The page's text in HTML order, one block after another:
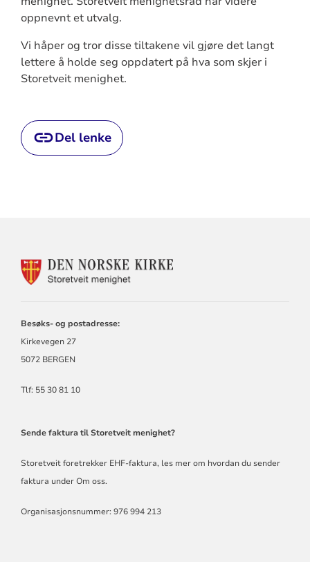
oppnevnt et utvalg.
Vi håper og tror disse tiltakene vil gjøre det langt
lettere å holde seg oppdatert på hva som skjer i
Storetveit menighet.
Del lenke
KONTAKTINFORMASJON
Besøks- og postadresse:
Kirkevegen 27
5072 BERGEN
Tlf: 55 30 81 10
Sende faktura til Storetveit menighet?
Storetveit foretrekker EHF-faktura, les mer om hvordan du sender
faktura under Om oss.
Organisasjonsnummer: 976 994 213